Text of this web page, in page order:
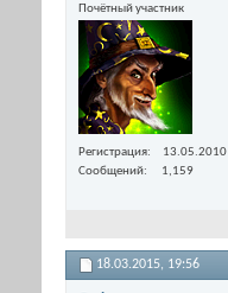
Почётный участник
Регистрация
13.05.2010
Сообщений
1,159
18.03.2015, 19:56